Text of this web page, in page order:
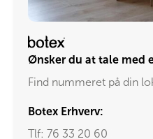
Ønsker du at tale med
Find nummeret på din
Botex Erhverv:
Tlf: 76 33 20 60